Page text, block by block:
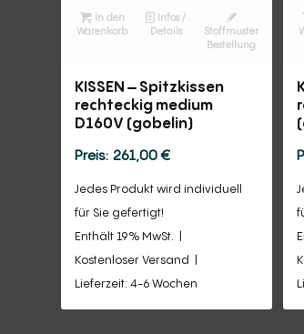
In den
Warenkorb
Infos /
Details
Stoffmuster
Bestellung
KISSEN – Spitzkissen
rechteckig medium
D160V (gobelin)
261,00€
Jedes Produkt wird individuell
für Sie gefertigt!
Enthält 19% MwSt.
Kostenloser Versand
Lieferzeit: 4-6 Wochen